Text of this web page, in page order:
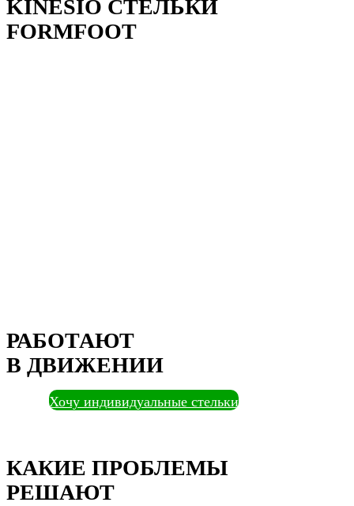
KINESIO СТЕЛЬКИ
FORMFOOT
РАБОТАЮТ
В ДВИЖЕНИИ
Хочу индивидуальные стельки
КАКИЕ ПРОБЛЕМЫ
РЕШАЮТ